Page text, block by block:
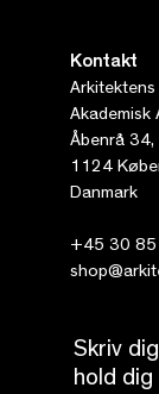
Kontakt
Arkitektens
Akademisk
Åbenrå 34,
1124
Danmark
+45 30
Skriv
hold